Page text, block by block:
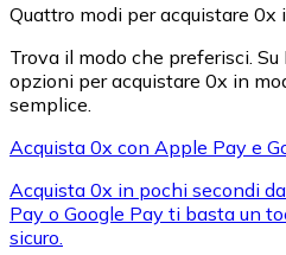
XRP
XRP
Quattro modi per acquistare
Trova il modo che preferisci.
opzioni per acquistare 0x in
semplice.
Acquista 0x con Apple Pay e
Acquista 0x in pochi secondi
Pay o Google Pay ti basta un
sicuro.